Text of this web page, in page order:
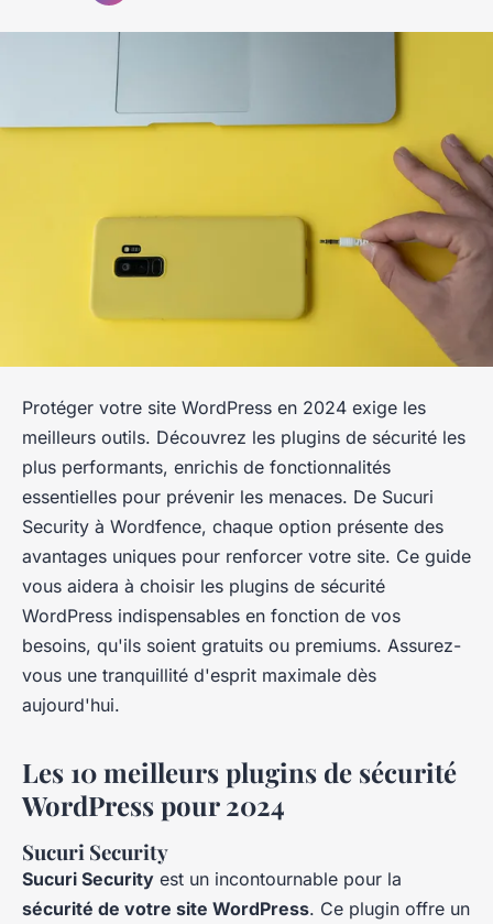
Protéger votre site WordPress en 2024 exige les
meilleurs outils. Découvrez les plugins de sécurité les
plus performants, enrichis de fonctionnalités
essentielles pour prévenir les menaces. De Sucuri
Security à Wordfence, chaque option présente des
avantages uniques pour renforcer votre site. Ce guide
vous aidera à choisir les plugins de sécurité
WordPress indispensables en fonction de vos
besoins, qu'ils soient gratuits ou premiums. Assurez-
vous une tranquillité d'esprit maximale dès
aujourd'hui.
Les 10 meilleurs plugins de sécurité
WordPress pour 2024
Sucuri Security
Sucuri Security est un incontournable pour la
sécurité de votre site WordPress. Ce plugin offre un